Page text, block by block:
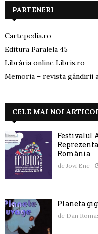
PARTENERI
Cartepedia.ro
Editura Paralela 45
Librăria online Libris.ro
Memoria – revista gândirii
CELE MAI NOI
Festivalul
România
de Jovi Ene
Planeta
de Dan